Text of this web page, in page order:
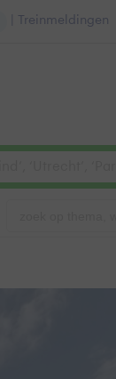
| Treinmeldingen